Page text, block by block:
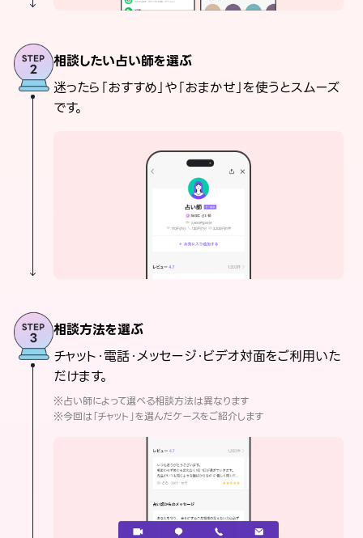
相談したい占い師を選ぶ
迷ったら「おすすめ」や「おまかせ」を使うとスムーズ
です。
相談方法を選ぶ
チャット・電話・メッセージ・ビデオ対面をご利用いた
だけます。
※占い師によって選べる相談方法は異なります
※今回は「チャット」を選んだケースをご紹介します